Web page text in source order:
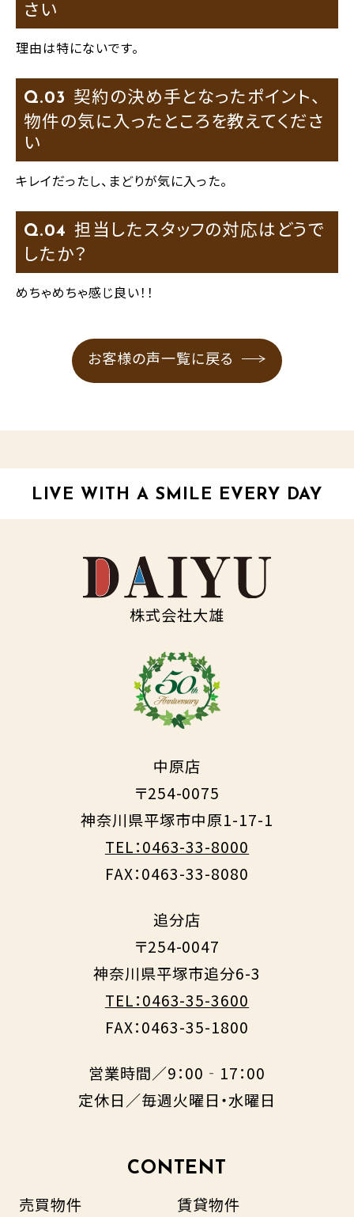
さい
理由は特にないです。
Q.
契約の決め手となったポイント、
物件の気に入ったところを教えてくださ
い
キレイだったし、まどりが気に入った。
Q.
担当したスタッフの対応はどうで
したか？
めちゃめちゃ感じ良い！！
お客様の声一覧に戻る
LIVE WITH A SMILE EVERY DAY
株式会社大雄
中原店
〒254-0075
神奈川県平塚市中原1-17-1
TEL：0463-33-8000
FAX：0463-33-8080
追分店
〒254-0047
神奈川県平塚市追分6-3
TEL：0463-35-3600
FAX：0463-35-1800
営業時間／9：00‐17：00
定休日／毎週火曜日・水曜日
CONTENT
売買物件
賃貸物件